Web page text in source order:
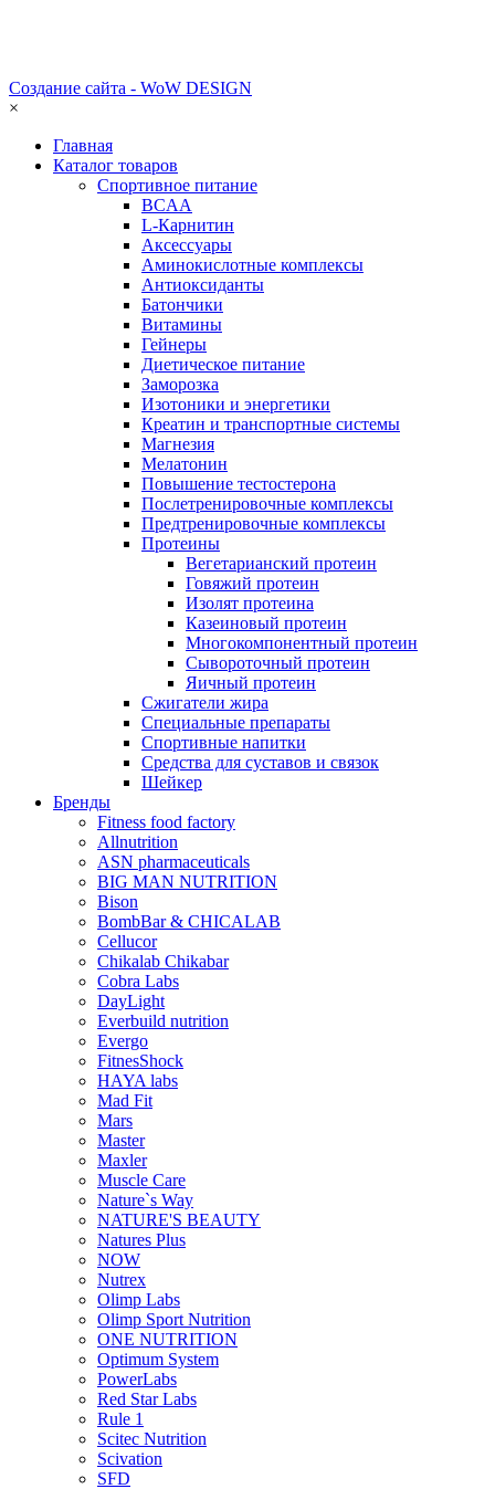
Создание сайта - WoW DESIGN
×
Главная
Каталог товаров
Спортивное питание
BCAA
L-Карнитин
Аксессуары
Аминокислотные комплексы
Антиоксиданты
Батончики
Витамины
Гейнеры
Диетическое питание
Заморозка
Изотоники и энергетики
Креатин и транспортные системы
Магнезия
Мелатонин
Повышение тестостерона
Послетренировочные комплексы
Предтренировочные комплексы
Протеины
Вегетарианский протеин
Говяжий протеин
Изолят протеина
Казеиновый протеин
Многокомпонентный протеин
Сывороточный протеин
Яичный протеин
Сжигатели жира
Специальные препараты
Спортивные напитки
Средства для суставов и связок
Шейкер
Бренды
Fitness food factory
Allnutrition
ASN pharmaceuticals
BIG MAN NUTRITION
Bison
BombBar & CHICALAB
Cellucor
Chikalab Chikabar
Cobra Labs
DayLight
Everbuild nutrition
Evergo
FitnesShock
HAYA labs
Mad Fit
Mars
Master
Maxler
Muscle Care
Nature`s Way
NATURE'S BEAUTY
Natures Plus
NOW
Nutrex
Olimp Labs
Olimp Sport Nutrition
ONE NUTRITION
Optimum System
PowerLabs
Red Star Labs
Rule 1
Scitec Nutrition
Scivation
SFD